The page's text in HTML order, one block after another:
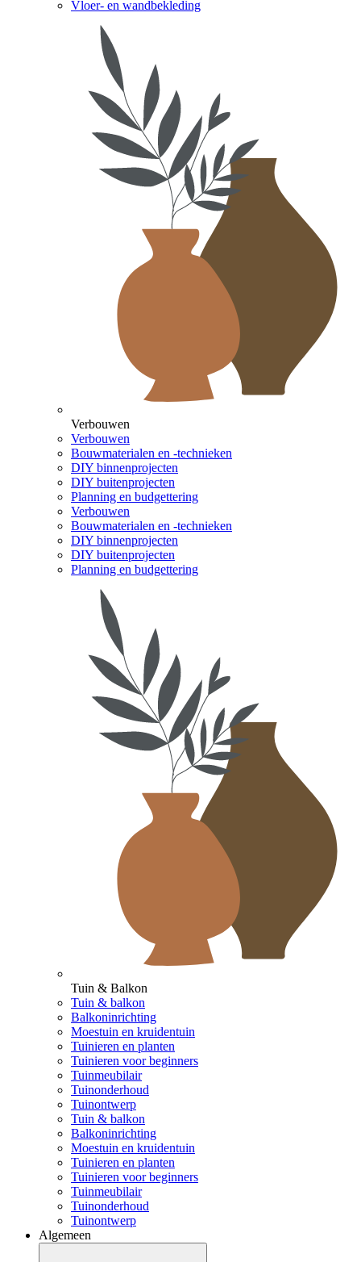
Vloer- en wandbekleding
Verbouwen
Verbouwen
Bouwmaterialen en -technieken
DIY binnenprojecten
DIY buitenprojecten
Planning en budgettering
Verbouwen
Bouwmaterialen en -technieken
DIY binnenprojecten
DIY buitenprojecten
Planning en budgettering
Tuin & Balkon
Tuin & balkon
Balkoninrichting
Moestuin en kruidentuin
Tuinieren en planten
Tuinieren voor beginners
Tuinmeubilair
Tuinonderhoud
Tuinontwerp
Tuin & balkon
Balkoninrichting
Moestuin en kruidentuin
Tuinieren en planten
Tuinieren voor beginners
Tuinmeubilair
Tuinonderhoud
Tuinontwerp
Algemeen